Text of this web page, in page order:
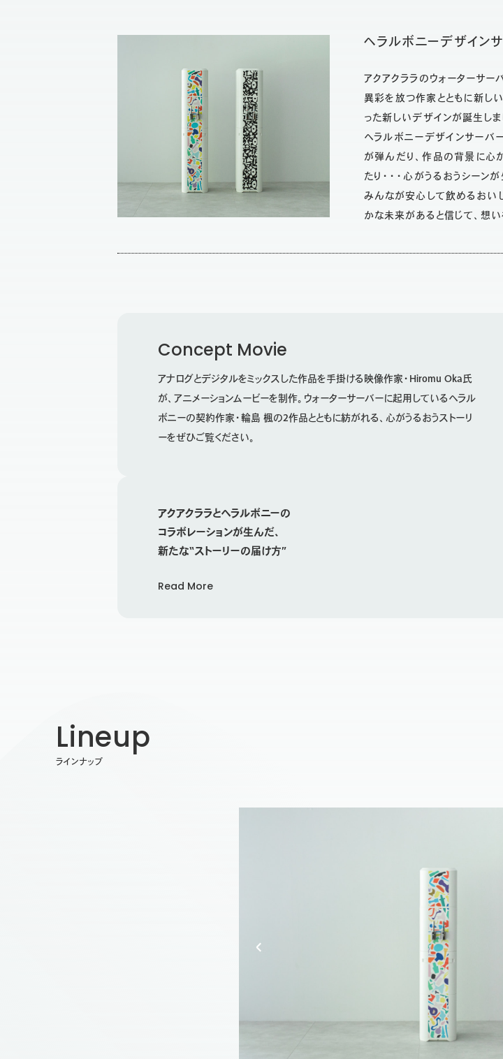
ヘラルボニーデザイン
アクアクララのウォーターサーバ
異彩を放つ作家とともに新し
った新しいデザインが誕生しま
ヘラルボニーデザインサーバ
が弾んだり、作品の背景に心
たり・・・心がうるおうシーン
みんなが安心して飲めるおい
かな未来があると信じて、想い
Concept Movie
アナログとデジタルをミックスした作品を手掛ける映像作家・Hiromu Oka氏
が、アニメーションムービーを制作。ウォーターサーバーに起用しているヘラル
ボニーの契約作家・輪島 楓の2作品とともに紡がれる、心がうるおうストーリ
ーをぜひご覧ください。
アクアクララとヘラルボニーの
コラボレーションが生んだ、
新たな“ストーリーの届け方”
Read More
Lineup
ラインナップ